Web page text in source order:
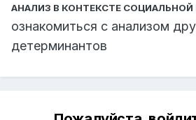
АНАЛИЗ В КОНТЕКСТЕ
ознакомиться с анализом
детерминантов